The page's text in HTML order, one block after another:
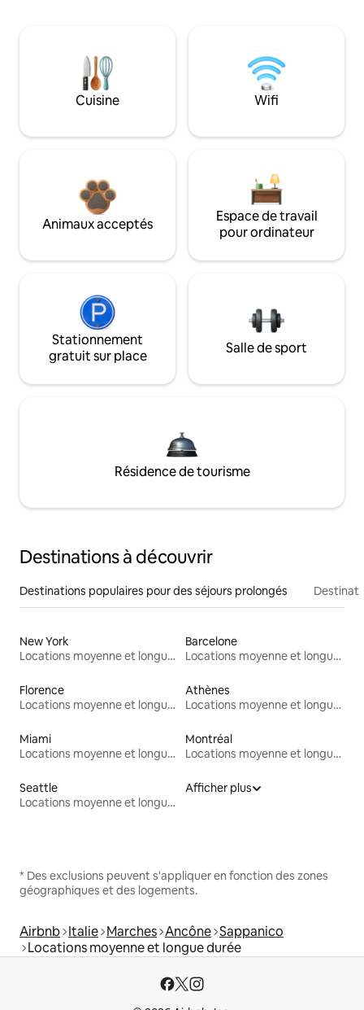
Cuisine Wifi
Animaux acceptés
Espace de travail
pour ordinateur
Stationnement
gratuit sur place
Salle de sport
Résidence de tourisme
Destinations à découvrir
Destinations populaires pour des séjours prolongés
New York
Locations moyenne et longue durée
Barcelone
Locations moyenne et longue durée
Florence
Locations moyenne et longue durée
Athènes
Locations moyenne et longue durée
Miami
Locations moyenne et longue durée
Montréal
Locations moyenne et longue durée
Seattle
Locations moyenne et longue durée
Afficher plus
* Des exclusions peuvent s'appliquer en fonction des zones
géographiques et des logements.
Airbnb Italie Marches Ancône Sappanico
Locations moyenne et longue durée